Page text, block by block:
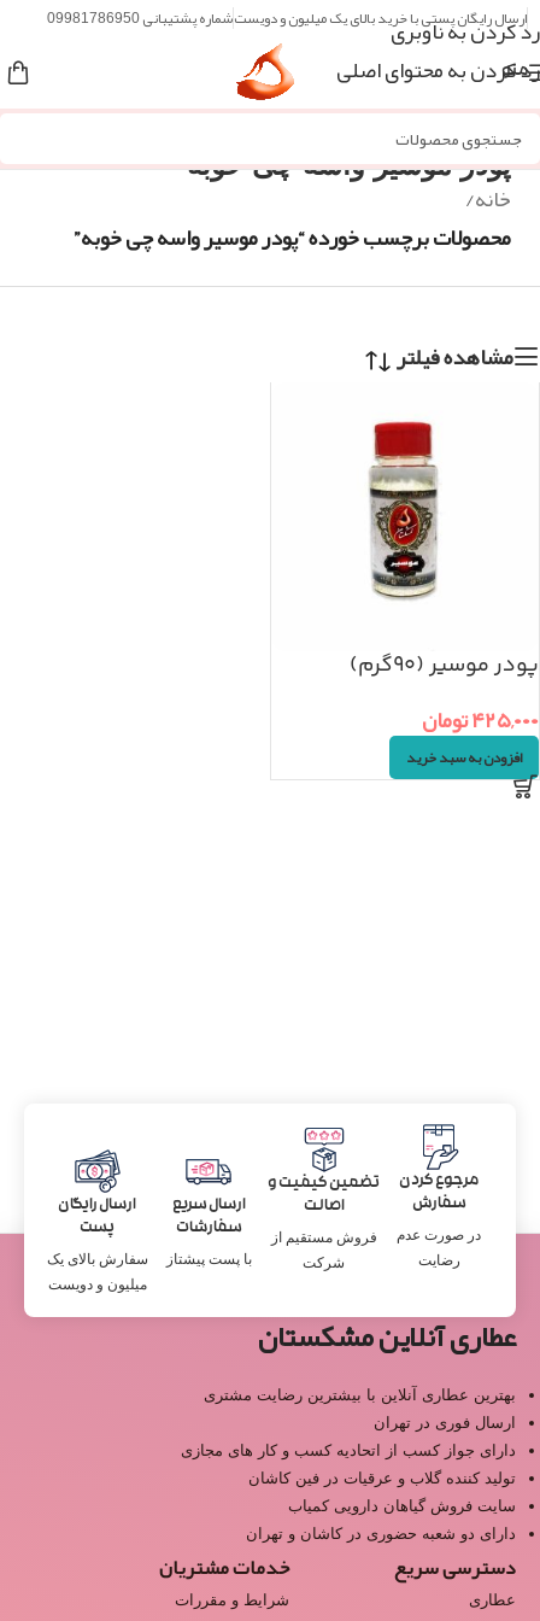
رد کردن به ناوبری
رد کردن به محتوای اصلی
ارسال رایگان پستی با خرید بالای یک میلیون و دویستشماره پشتیبانی 09981786950
منو
پودر موسیر واسه چی خوبه
خانه/
محصولات برچسب خورده “پودر موسیر واسه چی خوبه”
مشاهده فیلتر
پودر موسیر (۹۰گرم)
۴۲۵,۰۰۰تومان
افزودن به سبد خرید
مرجوع کردن
سفارش
در صورت عدم
رضایت
تضمین کیفیت و
اصالت
فروش مستقیم از
شرکت
ارسال سریع
سفارشات
با پست پیشتاز
ارسال رایگان
پست
سفارش بالای یک
میلیون و دویست
عطاری آنلاین مشکستان
بهترین عطاری آنلاین با بیشترین رضایت مشتری
ارسال فوری در تهران
دارای جواز کسب از اتحادیه کسب و کار های مجازی
تولید کننده گلاب و عرقیات در فین کاشان
سایت فروش گیاهان دارویی کمیاب
دارای دو شعبه حضوری در کاشان و تهران
دسترسی سریع
عطاری
خدمات مشتریان
شرایط و مقررات